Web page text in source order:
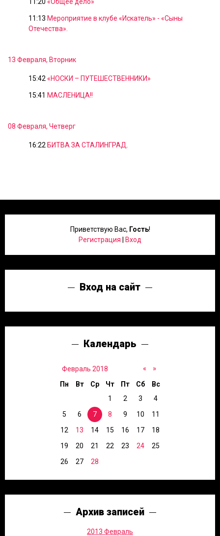
11:13 Мероприятие в клубе «Искатель» - «Сыны
Отечества».
13 Февраля, Вторник
15:42 «НОСКИ – ПУТЕШЕСТВЕННИКИ»
15:41 МАСЛЕНИЦА!!
08 Февраля, Четверг
16:22 БИТВА ЗА СТАЛИНГРАД.
Приветствую Вас, Гость!
Регистрация
Вход
Вход на сайт
Календарь
«
Февраль 2018 »
Пн Вт Ср Чт Пт Сб
Вс
1
2 3
4
5
6 7 8 9 10
11
12
13 14 15 16 17
18
19
20 21 22 23 24
25
26
27 28
Архив записей
2013 Февраль